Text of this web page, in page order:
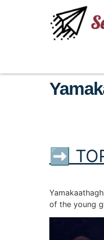
➡
of the young